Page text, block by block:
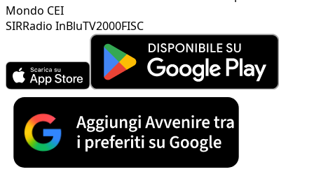
Mondo CEI
SIRRadio InBluTV2000FISC